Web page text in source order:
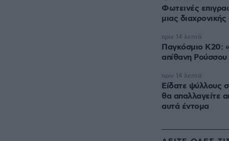
Φωτεινές
μιας διαχρονικής
Παγκόσμιο Κ20:
απίθανη
πριν 14 λεπτά
Είδατε ψύλλους
θα απαλλαγείτε
αυτά έντομα
πριν 14 λεπτά